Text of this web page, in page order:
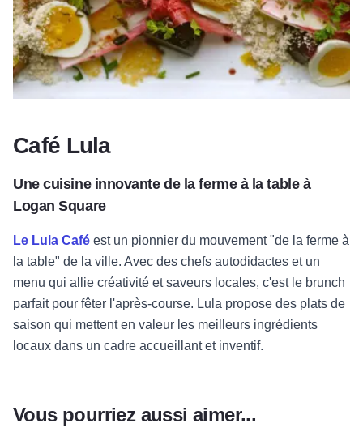
Café Lula
Une cuisine innovante de la ferme à la table à
Logan Square
Le Lula Café est un pionnier du mouvement "de la ferme à
la table" de la ville. Avec des chefs autodidactes et un
menu qui allie créativité et saveurs locales, c'est le brunch
parfait pour fêter l'après-course. Lula propose des plats de
saison qui mettent en valeur les meilleurs ingrédients
locaux dans un cadre accueillant et inventif.
Vous pourriez aussi aimer...